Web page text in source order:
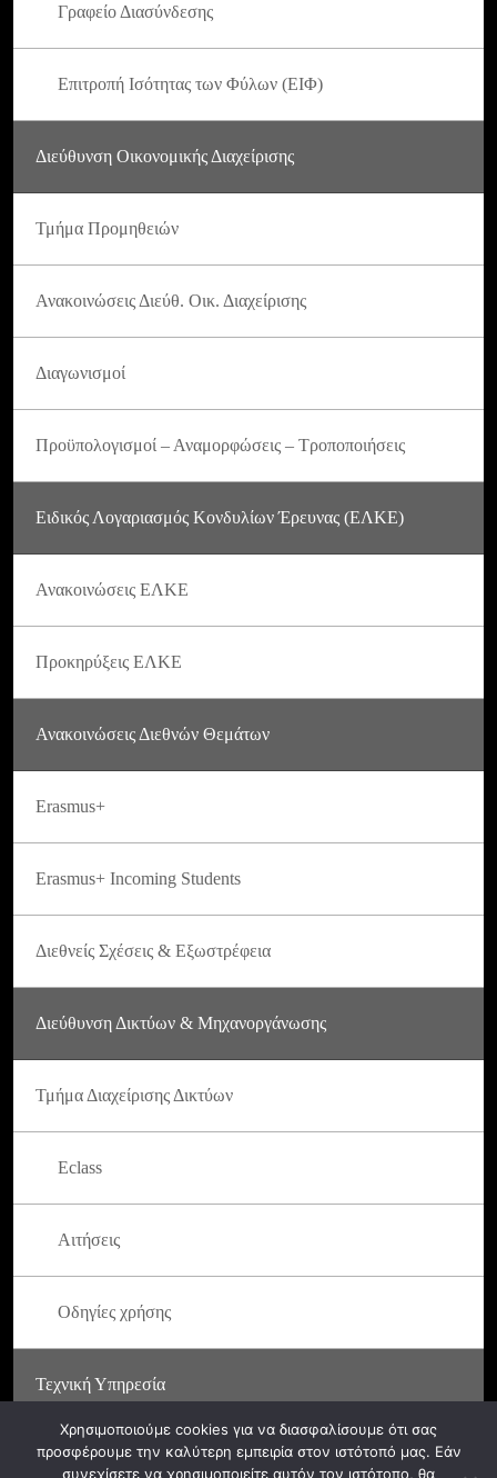
Γραφείο Διασύνδεσης
Επιτροπή Ισότητας των Φύλων (ΕΙΦ)
Διεύθυνση Οικονομικής Διαχείρισης
Τμήμα Προμηθειών
Ανακοινώσεις Διεύθ. Οικ. Διαχείρισης
Διαγωνισμοί
Προϋπολογισμοί – Αναμορφώσεις – Τροποποιήσεις
Ειδικός Λογαριασμός Κονδυλίων Έρευνας (ΕΛΚΕ)
Ανακοινώσεις ΕΛΚΕ
Προκηρύξεις ΕΛΚΕ
Ανακοινώσεις Διεθνών Θεμάτων
Erasmus+
Erasmus+ Incoming Students
Διεθνείς Σχέσεις & Εξωστρέφεια
Διεύθυνση Δικτύων & Μηχανοργάνωσης
Τμήμα Διαχείρισης Δικτύων
Eclass
Αιτήσεις
Οδηγίες χρήσης
Τεχνική Υπηρεσία
Χρησιμοποιούμε cookies για να διασφαλίσουμε ότι σας
προσφέρουμε την καλύτερη εμπειρία στον ιστότοπό μας. Εάν
συνεχίσετε να χρησιμοποιείτε αυτόν τον ιστότοπο, θα